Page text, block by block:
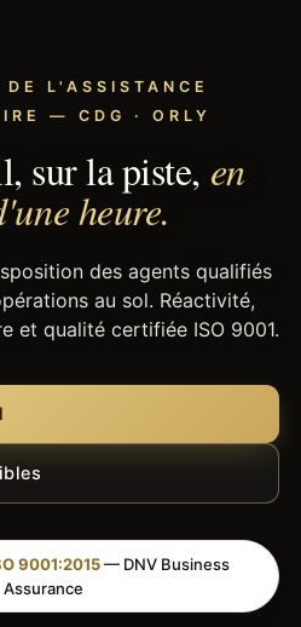
L'ASSISTANCE
— CDG · ORLY
sur la piste, en
heure.
des agents qualifiés
au sol. Réactivité,
et qualité certifiée ISO 9001.
9001:2015— DNV Business
Assurance